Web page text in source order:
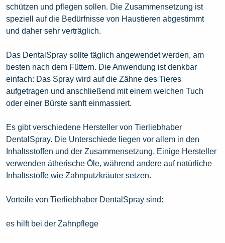
schützen und pflegen sollen. Die Zusammensetzung ist
speziell auf die Bedürfnisse von Haustieren abgestimmt
und daher sehr verträglich.
Das DentalSpray sollte täglich angewendet werden, am
besten nach dem Füttern. Die Anwendung ist denkbar
einfach: Das Spray wird auf die Zähne des Tieres
aufgetragen und anschließend mit einem weichen Tuch
oder einer Bürste sanft einmassiert.
Es gibt verschiedene Hersteller von Tierliebhaber
DentalSpray. Die Unterschiede liegen vor allem in den
Inhaltsstoffen und der Zusammensetzung. Einige Hersteller
verwenden ätherische Öle, während andere auf natürliche
Inhaltsstoffe wie Zahnputzkräuter setzen.
Vorteile von Tierliebhaber DentalSpray sind:
es hilft bei der Zahnpflege